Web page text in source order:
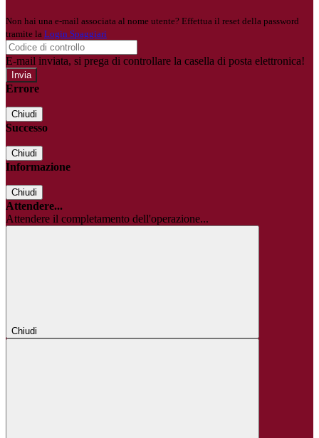
Non hai una e-mail associata al nome utente? Effettua il reset della password
tramite la Login Spaggiari
E-mail inviata, si prega di controllare la casella di posta elettronica!
Errore
Chiudi
Successo
Chiudi
Informazione
Chiudi
Attendere...
Attendere il completamento dell'operazione...
Chiudi